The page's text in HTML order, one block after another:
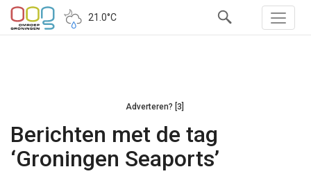
21.0°C
Adverteren? [3]
Berichten met de tag
‘Groningen Seaports’